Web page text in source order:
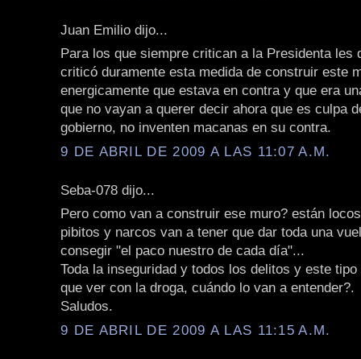
Juan Emilio dijo...
Para los que siempre critican a la Presidenta les
criticó duramente esta medida de construir este
energicamente que estava en contra y que era
que no vayan a querer decir ahora que es culpa
gobierno, no inventen macanas en su contra.
9 DE ABRIL DE 2009 A LAS 11:07 A.M.
Seba-078 dijo...
Pero como van a construir ese muro? están
pibitos y narcos van a tener que dar toda una
consegir "el paco nuestro de cada día"...
Toda la inseguridad y todos los delitos y este
que ver con la droga, cuándo lo van a entender?.
Saludos.
9 DE ABRIL DE 2009 A LAS 11:15 A.M.